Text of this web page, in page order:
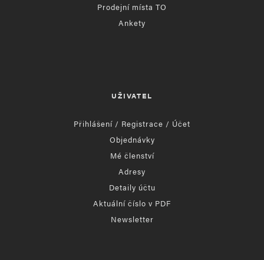
Prodejní místa TO
Ankety
UŽIVATEL
Přihlášení / Registrace / Účet
Objednávky
Mé členství
Adresy
Detaily účtu
Aktuální číslo v PDF
Newsletter